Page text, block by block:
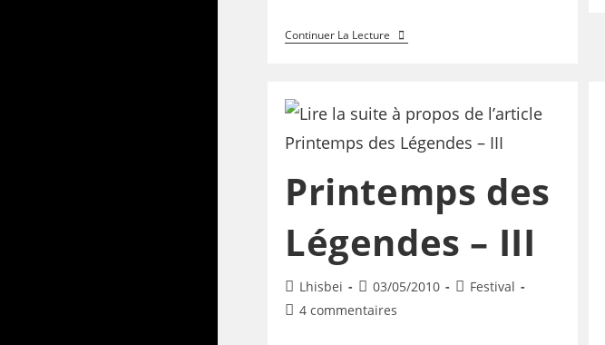
Continuer La Lecture
Printemps des
Légendes – III
Lhisbei 03/05/2010
Festival
4 commentaires